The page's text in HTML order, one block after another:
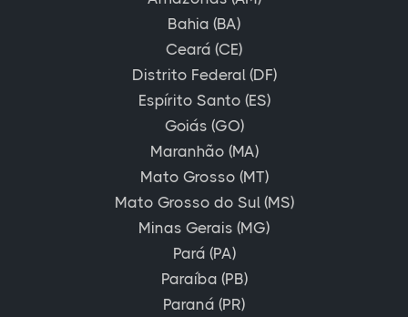
Bahia (BA)
Ceará (CE)
Distrito Federal (DF)
Espírito Santo (ES)
Goiás (GO)
Maranhão (MA)
Mato Grosso (MT)
Mato Grosso do Sul (MS)
Minas Gerais (MG)
Pará (PA)
Paraíba (PB)
Paraná (PR)